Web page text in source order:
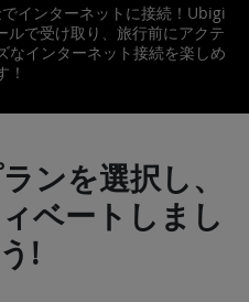
インターネットに接続！Ubigi
ルで受け取り、旅行前にアクテ
なインターネット接続を楽しめ
！
ンを選択し、
ベートしまし
!